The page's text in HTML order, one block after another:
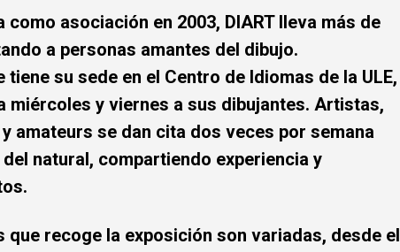
como asociación en 2003, DIART lleva más de
a personas amantes del dibujo.
tiene su sede en el Centro de Idiomas de la ULE,
miércoles y viernes a sus dibujantes. Artistas,
amateurs se dan cita dos veces por semana
natural, compartiendo experiencia y
que recoge la exposición son variadas, desde el